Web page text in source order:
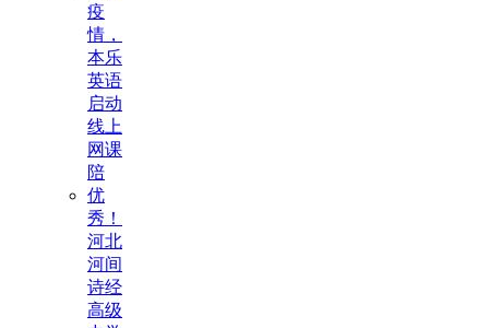
疫
情，
本乐
英语
启动
线上
网课
陪
优
秀！
河北
河间
诗经
高级